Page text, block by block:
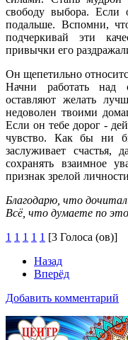
свободу выбора. Если
подальше. Вспомни,
подчеркивай эти
привычки его
Он щепетильно
Начни работать над
оставляют желать
недоволен твоими
Если он тебе дорог -
чувство. Как бы ни
заслуживает
сохранять взаимное
признак зрелой
Благодарю, что
Всё, что думаете по
1 1 1 1 1 [3 Голоса (ов)]
Назад
Вперёд
Добавить комментарий